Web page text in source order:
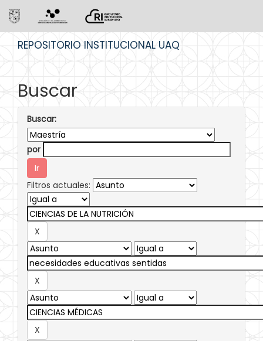
REPOSITORIO INSTITUCIONAL UAQ
Buscar
Buscar:
por
Filtros actuales: